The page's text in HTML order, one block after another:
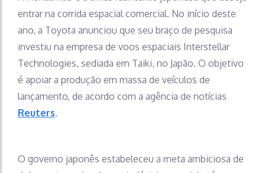
entrar na corrida espacial comercial. No início deste
ano, a Toyota anunciou que seu braço de pesquisa
investiu na empresa de voos espaciais Interstellar
Technologies, sediada em Taiki, no Japão. O objetivo
é apoiar a produção em massa de veículos de
lançamento, de acordo com a agência de notícias
Reuters.
O governo japonês estabeleceu a meta ambiciosa de